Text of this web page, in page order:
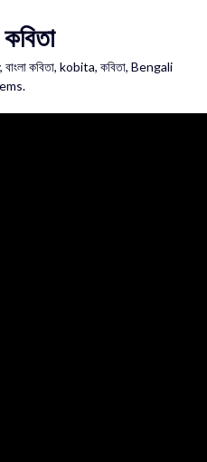
কবিতা
কবিতা, kobita, কবিতা, Bengali